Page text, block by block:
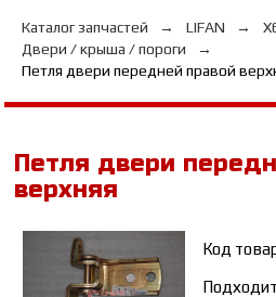
Каталог запчастей LIFAN
Двери / крыша / пороги
Петля двери передней правой
Петля двери
верхняя
Код